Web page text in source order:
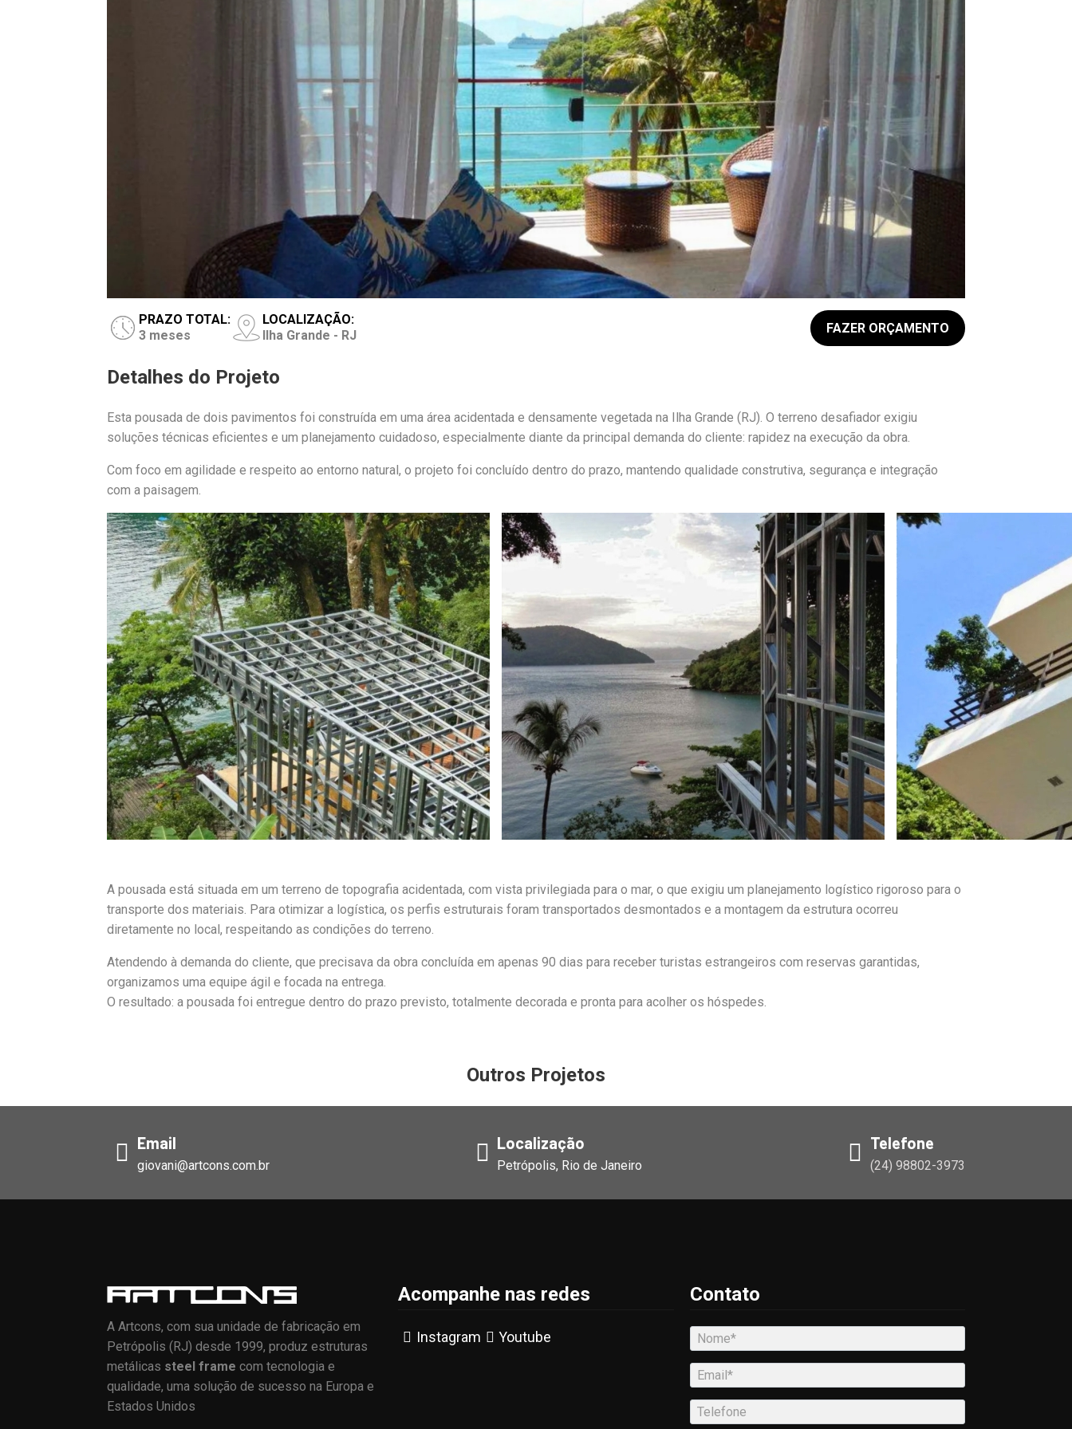
PRAZO TOTAL:
3 meses
LOCALIZAÇÃO:
Ilha Grande - RJ
FAZER ORÇAMENTO
Detalhes do Projeto
Esta pousada de dois pavimentos foi construída em uma área acidentada e densamente vegetada na Ilha Grande (RJ). O terreno desafiador exigiu
soluções técnicas eficientes e um planejamento cuidadoso, especialmente diante da principal demanda do cliente: rapidez na execução da obra.
Com foco em agilidade e respeito ao entorno natural, o projeto foi concluído dentro do prazo, mantendo qualidade construtiva, segurança e integração
com a paisagem.
A pousada está situada em um terreno de topografia acidentada, com vista privilegiada para o mar, o que exigiu um planejamento logístico rigoroso para o
transporte dos materiais. Para otimizar a logística, os perfis estruturais foram transportados desmontados e a montagem da estrutura ocorreu
diretamente no local, respeitando as condições do terreno.
Atendendo à demanda do cliente, que precisava da obra concluída em apenas 90 dias para receber turistas estrangeiros com reservas garantidas,
organizamos uma equipe ágil e focada na entrega.
O resultado: a pousada foi entregue dentro do prazo previsto, totalmente decorada e pronta para acolher os hóspedes.
Outros Projetos
Email
giovani@artcons.com.br
Localização
Petrópolis, Rio de Janeiro
Telefone
(24) 98802-3973
A Artcons, com sua unidade de fabricação em
Petrópolis (RJ) desde 1999, produz estruturas
metálicas steel frame com tecnologia e
qualidade, uma solução de sucesso na Europa e
Estados Unidos
Acompanhe nas redes
Instagram Youtube
Contato